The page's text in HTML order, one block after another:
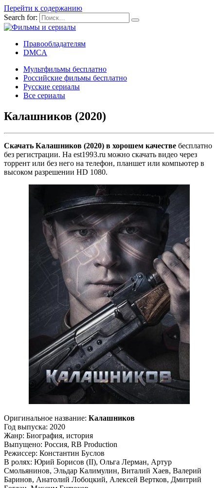
Перейти к содержанию
Search for:
Правообладателям
DMCA
Мультфильмы бесплатно
Российские фильмы бесплатно
Русские сериалы
Все сериалы
Калашников (2020)
Скачать Калашников (2020) в хорошем качестве бесплатно
без регистрации. На est1993.ru можно скачать видео через
торрент или без него на телефон, планшет или компьютер в
высоком разрешении HD 1080.
Оригинальное название: Калашников
Год выпуска: 2020
Жанр: Биография, история
Выпущено: Россия, RB Production
Режиссер: Константин Буслов
В ролях: Юрий Борисов (II), Ольга Лерман, Артур
Смольянинов, Эльдар Калимулин, Виталий Хаев, Валерий
Баринов, Анатолий Лобоцкий, Алексей Вертков, Дмитрий